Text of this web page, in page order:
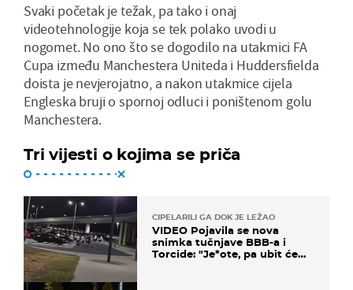
Svaki početak je težak, pa tako i onaj
videotehnologije koja se tek polako uvodi u
nogomet. No ono što se dogodilo na utakmici FA
Cupa između Manchestera Uniteda i Huddersfielda
doista je nevjerojatno, a nakon utakmice cijela
Engleska bruji o spornoj odluci i poništenom golu
Manchestera.
Tri vijesti o kojima se priča
CIPELARILI GA DOK JE LEŽAO
VIDEO Pojavila se nova
snimka tučnjave BBB-a i
Torcide: "Je*ote, pa ubit će